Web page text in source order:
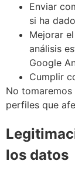
Enviar
si ha
Mejorar
análisis
Google
Cumplir
No
perfiles que
los datos